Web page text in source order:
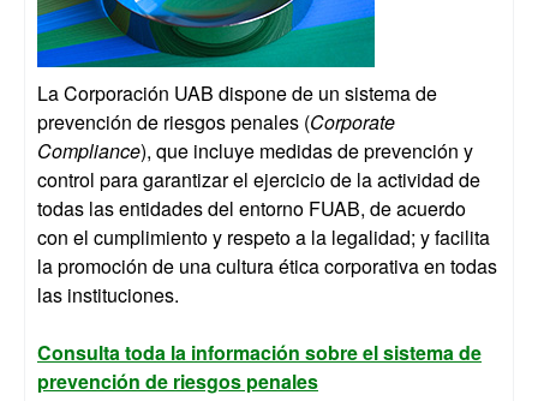
La Corporación UAB dispone de un sistema de
prevención de riesgos penales (Corporate
Compliance), que incluye medidas de prevención y
control para garantizar el ejercicio de la actividad de
todas las entidades del entorno FUAB, de acuerdo
con el cumplimiento y respeto a la legalidad; y facilita
la promoción de una cultura ética corporativa en todas
las instituciones.
Consulta toda la información sobre el sistema de
prevención de riesgos penales